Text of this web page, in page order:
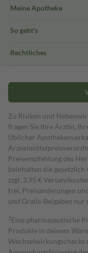
Meine Apotheke
So geht's
Rechtliches
Zu Risiken und
fragen Sie Ihre Ärztin,
Üblicher
Preisempfehlung des
beinhalten die
zzgl. 3,95 €
frei. Preisänderungen
und Gratis-Beigaben
1 Eine pharmazeutische
Produkte in deinem